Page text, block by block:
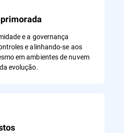
e a governança
e alinhando-se aos
em ambientes de nuvem
evolução.